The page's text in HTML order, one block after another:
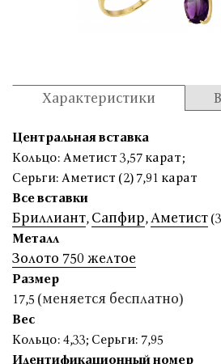
Характеристики
Центральная вставка
Кольцо: Аметист 3,57 карат;
Серьги: Аметист (2) 7,91 карат
Все вставки
Бриллиант, Сапфир,Аметист
Металл
Золото 750 желтое
Размер
17,5 (меняется бесплатно)
Вес
Кольцо: 4,33; Серьги: 7,95
Идентификационный номер